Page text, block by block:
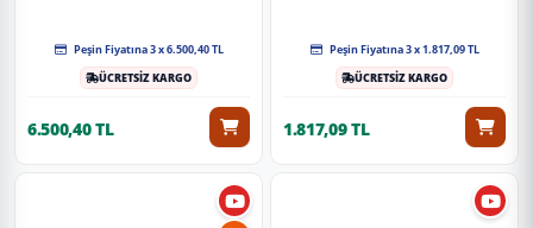
Peşin Fiyatına 3 x 6.500,40 TL
ÜCRETSİZ KARGO
6.500,40 TL
Peşin Fiyatına 3 x 1.817,09 TL
ÜCRETSİZ KARGO
1.817,09 TL